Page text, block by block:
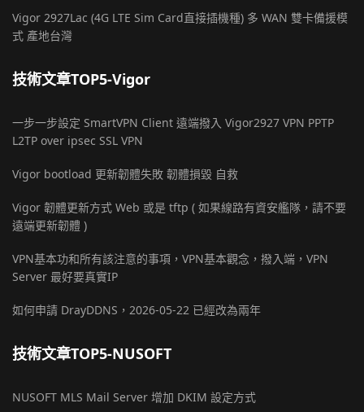
Vigor 2927Lac (4G LTE Sim Card直接插機種) 多 WAN 雙卡備援模
式 產地台灣
技術文章TOP5-Vigor
一步一步設定 SmartVPN Client 遠端撥入 Vigor2927 VPN PPTP
L2TP over ipsec SSL VPN
Vigor bootload 更新韌體失敗 韌體損毀 自救
Vigor 韌體更新方式 Web 或是 tftp ( 如果線路有資安艦隊，請不要
遠端更新韌體 )
VPN基本功和所有該注意的事項，VPN基本觀念，撥入端，VPN
Server 最好要真實IP
如何申請 DrayDDNS，2026-05-22 已經改為兩年
技術文章TOP5-NUSOFT
NUSOFT MLS Mail Server 增加 DKIM 設定方式